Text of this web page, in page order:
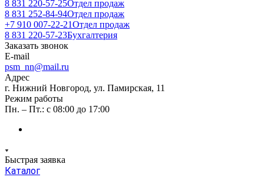
8 831 220-57-25Отдел продаж
8 831 252-84-94Отдел продаж
+7 910 007-22-21Отдел продаж
8 831 220-57-23Бухгалтерия
Заказать звонок
E-mail
psm_nn@mail.ru
Адрес
г. Нижний Новгород, ул. Памирская, 11
Режим работы
Пн. – Пт.: с 08:00 до 17:00
Быстрая заявка
Каталог